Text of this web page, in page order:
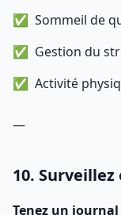
Sommeil de
Gestion du
Activité
—
10.
Tenez un journal